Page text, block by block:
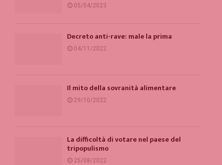
05/04/2023
Decreto anti-rave: male la prima
04/11/2022
Il mito della sovranità alimentare
29/10/2022
La difficoltà di votare nel paese del
tripopulismo
25/08/2022